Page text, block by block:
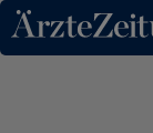
Direkt zum